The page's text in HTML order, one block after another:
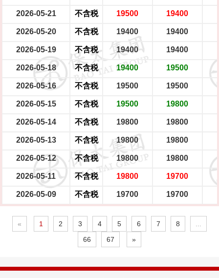
2026-05-21 不含税 19500 19400
2026-05-20 不含税 19400 19400
2026-05-19 不含税 19400 19400
2026-05-18 不含税 19400 19500
2026-05-16 不含税 19500 19500
2026-05-15 不含税 19500 19800
2026-05-14 不含税 19800 19800
2026-05-13 不含税 19800 19800
2026-05-12 不含税 19800 19800
2026-05-11 不含税 19800 19700
2026-05-09 不含税 19700 19700
« 1 2 3 4 5 6 7 8
66
67 »